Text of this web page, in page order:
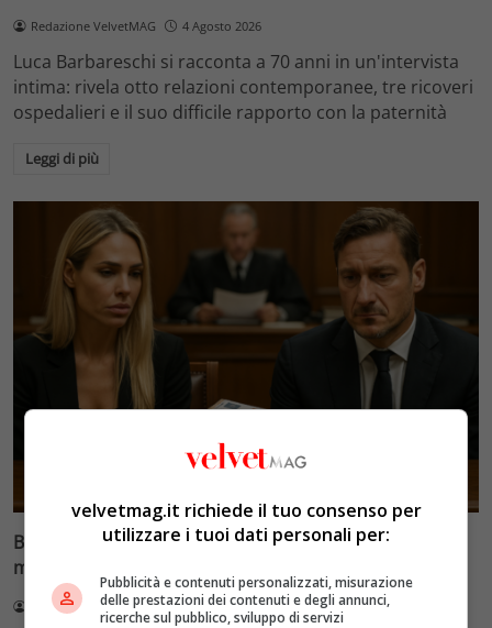
Redazione VelvetMAG 4 Agosto 2026
Luca Barbareschi si racconta a 70 anni in un'intervista
intima: rivela otto relazioni contemporanee, tre ricoveri
ospedalieri e il suo difficile rapporto con la paternità
Leggi di più
Blasi vs Totti: il giudice riduce l’assegno di
mantenimento a 10.900 euro
Redazione VelvetMAG 4 Agosto 2026
velvetmag.it richiede il tuo consenso per
utilizzare i tuoi dati personali per:
Pubblicità e contenuti personalizzati, misurazione
delle prestazioni dei contenuti e degli annunci,
ricerche sul pubblico, sviluppo di servizi